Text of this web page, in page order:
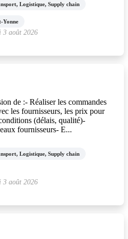
Logistique, Supply chain
Yonne
3 août 2026
de :- Réaliser les commandes
les fournisseurs, les prix pour
(délais, qualité)-
fournisseurs- E...
Logistique, Supply chain
3 août 2026